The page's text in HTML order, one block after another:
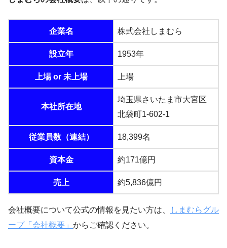
企業名 株式会社しまむら
設立年 1953年
上場 or 未上場 上場
本社所在地
埼玉県さいたま市大宮区
北袋町1-602-1
従業員数（連結） 18,399名
資本金 約171億円
売上 約5,836億円
会社概要について公式の情報を見たい方は、
しまむらグル
ープ「会社概要」 からご確認ください。